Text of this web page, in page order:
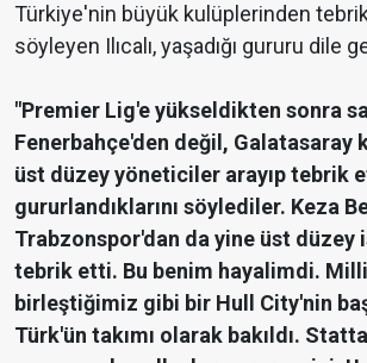
Türkiye'nin büyük kulüplerinden tebrik
söyleyen Ilıcalı, yaşadığı gururu dile
"Premier Lig'e yükseldikten sonra
Fenerbahçe'den değil, Galatasaray
üst düzey yöneticiler arayıp tebrik
gururlandıklarını söylediler. Keza
Trabzonspor'dan da yine üst düzey
tebrik etti. Bu benim hayalimdi. Milli
birleştiğimiz gibi bir Hull City'nin
Türk'ün takımı olarak bakıldı.